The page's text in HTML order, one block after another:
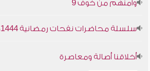
سلسلة محاضرات نفحات رمضانية 1444هـ
أخلاقنا أصالة ومعاصرة